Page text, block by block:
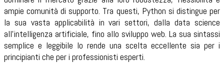
ampie comunità di supporto. Tra questi, Python si distingue per
la sua vasta applicabilità in vari settori, dalla data science
all'intelligenza artificiale, fino allo sviluppo web. La sua sintassi
semplice e leggibile lo rende una scelta eccellente sia per i
principianti che per i professionisti esperti.